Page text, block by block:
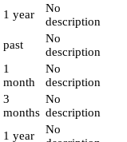
1 year
No
description
past
No
description
1
month
No
description
3
months
No
description
1 year
No